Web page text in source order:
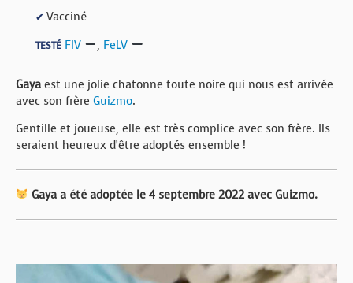
✔ Vacciné
TESTÉ FIV , FeLV
Gaya est une jolie chatonne toute noire qui nous est arrivée
avec son frère Guizmo.
Gentille et joueuse, elle est très complice avec son frère. Ils
seraient heureux d’être adoptés ensemble !
Gaya a été adoptée le 4 septembre 2022 avec Guizmo.